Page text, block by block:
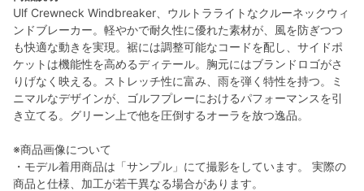
Ulf Crewneck Windbreaker、ウルトラライトなクルーネックウィ
ンドブレーカー。軽やかで耐久性に優れた素材が、風を防ぎつつ
も快適な動きを実現。裾には調整可能なコードを配し、サイドポ
ケットは機能性を高めるディテール。胸元にはブランドロゴがさ
りげなく映える。ストレッチ性に富み、雨を弾く特性を持つ。ミ
ニマルなデザインが、ゴルフプレーにおけるパフォーマンスを引
き立てる。グリーン上で他を圧倒するオーラを放つ逸品。
※商品画像について
・モデル着用商品は「サンプル」にて撮影をしています。 実際の
商品と仕様、加工が若干異なる場合があります。